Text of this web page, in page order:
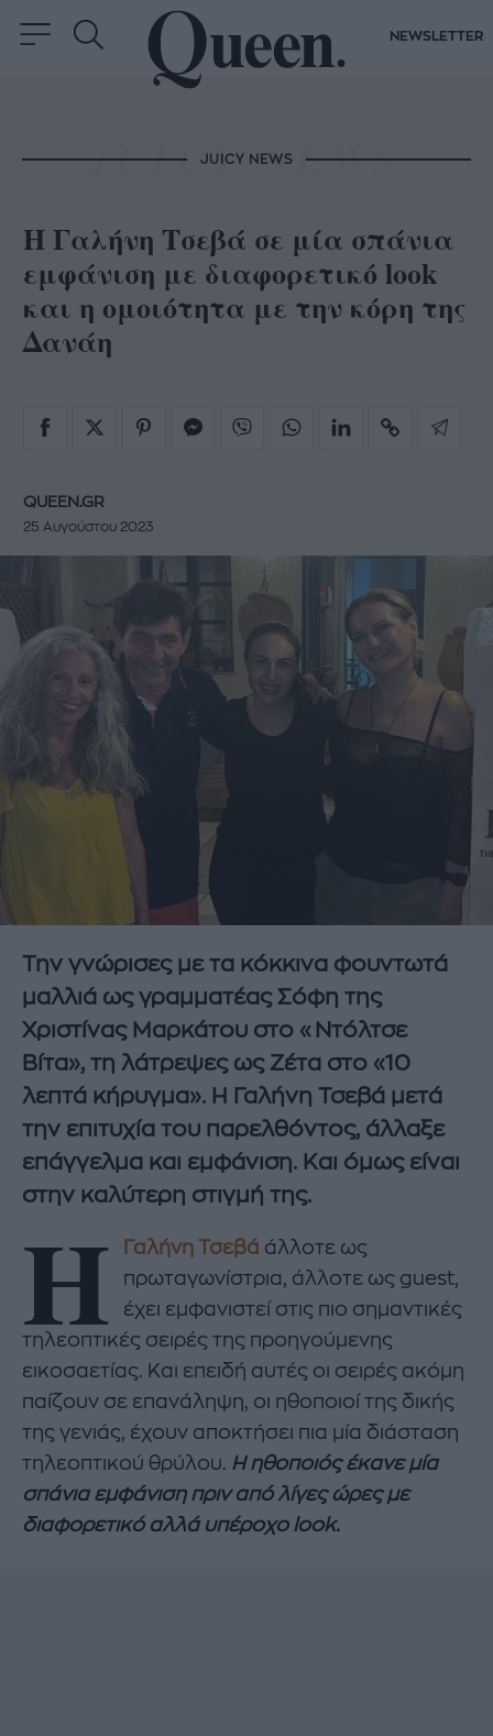
NEWSLETTER
JUICY NEWS
Η Γαλήνη Τσεβά σε μία σπάνια
εμφάνιση με διαφορετικό look
και η ομοιότητα με την κόρη της
Δανάη
QUEEN.GR
25 Αυγούστου 2023
Την γνώρισες με τα κόκκινα φουντωτά
μαλλιά ως γραμματέας Σόφη της
Χριστίνας Μαρκάτου στο «Ντόλτσε
Βίτα», τη λάτρεψες ως Ζέτα στο «10
λεπτά κήρυγμα». Η Γαλήνη Τσεβά μετά
την επιτυχία του παρελθόντος, άλλαξε
επάγγελμα και εμφάνιση. Και όμως είναι
στην καλύτερη στιγμή της.
Η Γαλήνη Τσεβά άλλοτε ως
πρωταγωνίστρια, άλλοτε ως guest,
έχει εμφανιστεί στις πιο σημαντικές
τηλεοπτικές σειρές της προηγούμενης
εικοσαετίας. Και επειδή αυτές οι σειρές ακόμη
παίζουν σε επανάληψη, οι ηθοποιοί της δικής
της γενιάς, έχουν αποκτήσει πια μία διάσταση
τηλεοπτικού θρύλου. Η ηθοποιός έκανε μία
σπάνια εμφάνιση πριν από λίγες ώρες με
διαφορετικό αλλά υπέροχο look.